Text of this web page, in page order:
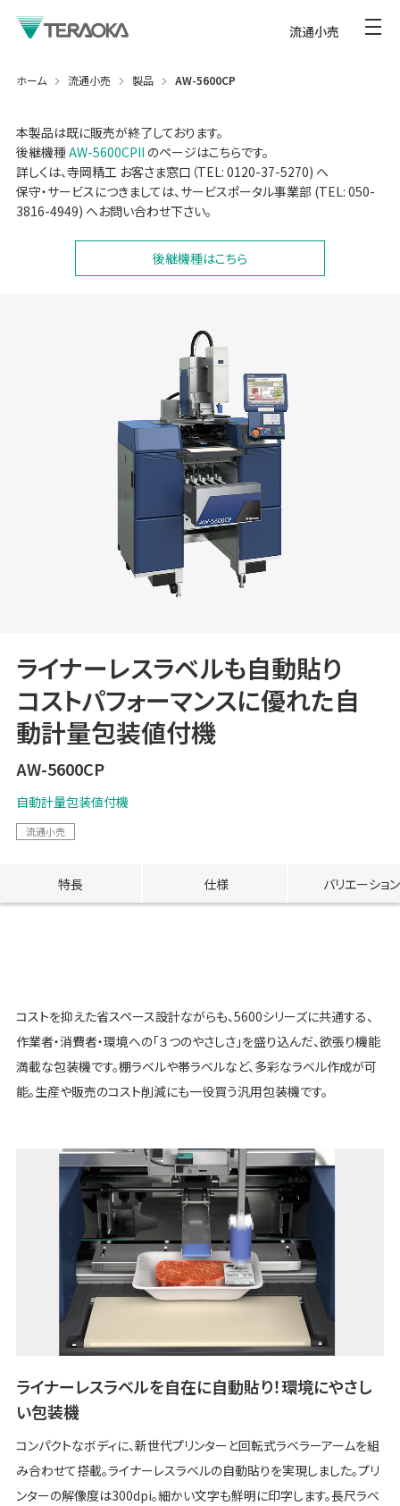
流通小売
ホーム 流通小売 製品 AW-5600CP
本製品は既に販売が終了しております。
後継機種AW-5600CPII のページはこちらです。
詳しくは、寺岡精工 お客さま窓口（TEL: 0120-37-5270) へ
保守・サービスにつきましては、サービスポータル事業部 (TEL: 050-
3816-4949) へお問い合わせ下さい。
後継機種はこちら
ライナーレスラベルも自動貼り
コストパフォーマンスに優れた自
動計量包装値付機
AW-5600CP
自動計量包装値付機
流通小売
特長 仕様 バリエーション
コストを抑えた省スペース設計ながらも、5600シリーズに共通する、
作業者・消費者・環境への「３つのやさしさ」を盛り込んだ、欲張り機能
満載な包装機です。棚ラベルや帯ラベルなど、多彩なラベル作成が可
能。生産や販売のコスト削減にも一役買う汎用包装機です。
ライナーレスラベルを自在に自動貼り！環境にやさし
い包装機
コンパクトなボディに、新世代プリンターと回転式ラベラーアームを組
み合わせて搭載。ライナーレスラベルの自動貼りを実現しました。プリ
ンターの解像度は300dpi。細かい文字も鮮明に印字します。長尺ラベ